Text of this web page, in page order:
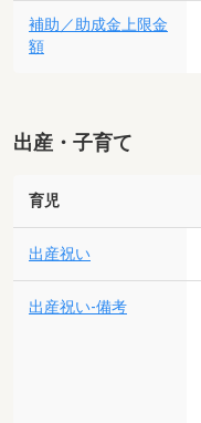
補助／助成金上限金
額
出産・子育て
育児
出産祝い
出産祝い-備考